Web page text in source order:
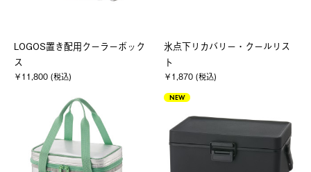
LOGOS置き配用クーラーボック
ス
￥11,800 (税込)
氷点下リカバリー・クールリス
ト
￥1,870 (税込)
NEW